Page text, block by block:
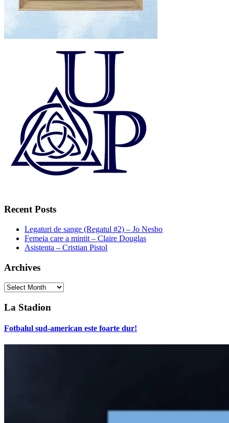
Recent Posts
Legaturi de sange (Regatul #2) – Jo Nesbo
Femeia care a mintit – Claire Douglas
Asistenta – Cristian Pistol
Archives
Archives
La Stadion
Fotbalul sud-american este foarte dur!